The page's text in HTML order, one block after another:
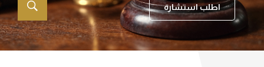
اطلب استشارة